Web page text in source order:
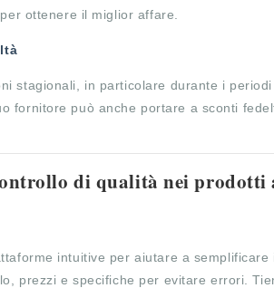
ottenere il miglior affare.
stagionali, in particolare durante i
fornitore può anche portare a sconti
di qualità nei
intuitive per aiutare a
prezzi e specifiche per evitare errori.